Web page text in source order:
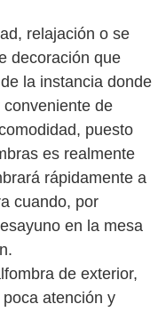
relajación o se
decoración que
la instancia donde
conveniente de
puesto
es realmente
rápidamente a
cuando, por
en la mesa
de exterior,
atención y